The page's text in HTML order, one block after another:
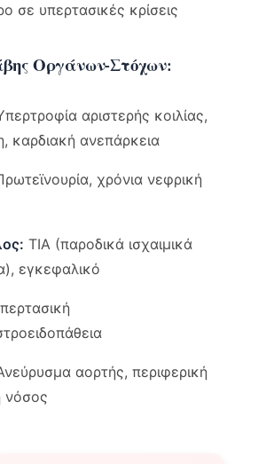
σε υπερτασικές κρίσεις
Οργάνων-Στόχων:
αριστερής κοιλίας,
καρδιακή ανεπάρκεια
χρόνια νεφρική
TIA (παροδικά ισχαιμικά
εγκεφαλικό
αορτής, περιφερική
νόσος